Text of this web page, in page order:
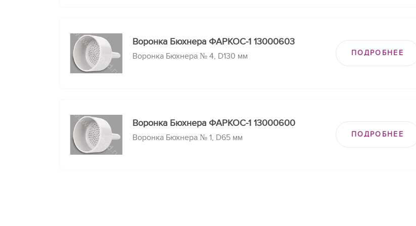
Воронка Бюхнера ФАРКОС-1 13000603
Воронка Бюхнера № 4, D130 мм ПОДРОБНЕЕ
Воронка Бюхнера ФАРКОС-1 13000600
Воронка Бюхнера № 1, D65 мм ПОДРОБНЕЕ